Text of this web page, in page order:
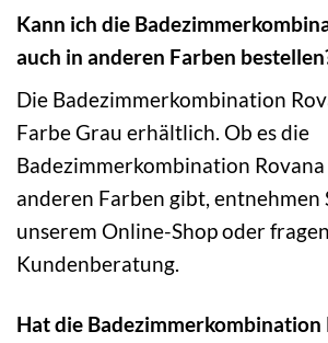
Kann ich die
auch in anderen Farben
Die Badezimmerkombination
Farbe Grau erhältlich. Ob es die
Badezimmerkombination Rovana
anderen Farben gibt, entnehmen
unserem Online-Shop oder
Kundenberatung.
Hat die Badezimmerkombination